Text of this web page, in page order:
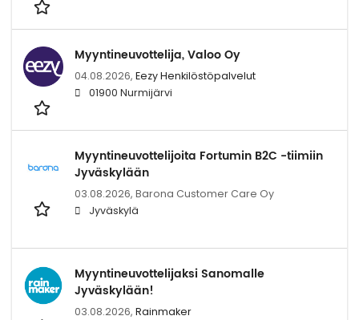
Myyntineuvottelija, Valoo Oy
04.08.2026, Eezy Henkilöstöpalvelut
01900 Nurmijärvi
Myyntineuvottelijoita Fortumin B2C -tiimiin
Jyväskylään
03.08.2026, Barona Customer Care Oy
Jyväskylä
Myyntineuvottelijaksi Sanomalle
Jyväskylään!
03.08.2026, Rainmaker